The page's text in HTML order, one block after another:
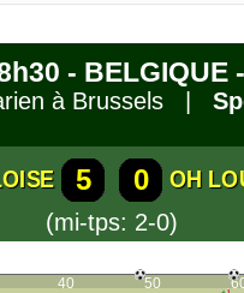
-
à Brussels |
5 0
OH
(mi-tps: 2-0)
40 50